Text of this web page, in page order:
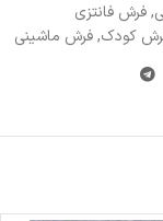
,فرش فانتزی
کودک, فرش ماشینی